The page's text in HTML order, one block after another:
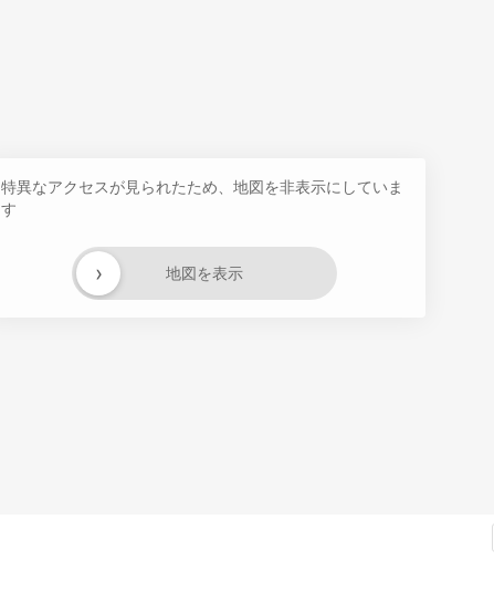
特異なアクセスが見られたため、地図を非表示にしていま
す
地図を表示
›